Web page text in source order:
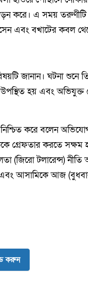
করে। এ সময়
এবং বখাটের কবল
জানান। ঘটনা শুনে
হয় এবং
নিশ্চিত করে বলেন
করতে সক্ষম
(জিরো টলারেন্স)
আসামিকে আজ
করুন